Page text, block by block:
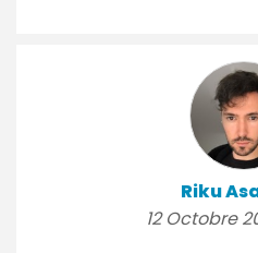
Riku
12 Octobre